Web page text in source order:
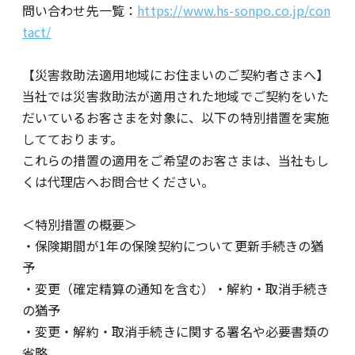
問い合わせ先一覧： https://www.hs-sonpo.co.jp/con
tact/
【災害救助法適用地域にお住まいのご契約者さまへ】
当社では災害救助法が適用された地域でご契約をいた
だいているお客さまを対象に、以下の特別措置を実施
してております。
これらの措置の適用をご希望のお客さまは、当社もし
くは代理店へお問合せください。
＜特別措置の概要＞
・保険期間が1年の保険契約について更新手続きの猶
予
・変更（確定精算の通知を含む）・解約・取消手続き
の猶予
・変更・解約・取消手続きに関する署名や必要書類の